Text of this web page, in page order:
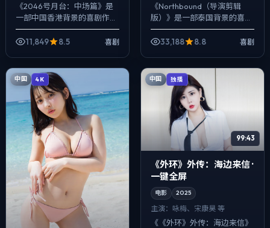
《2046号月台：中场篇》是
一部中国香港背景的喜剧作
品，2025年公映，由朴赞郁
执导，张子枫、亚当·德赖弗、
11,849 8.5 喜剧
《Northbound（导演剪辑
版）》是一部泰国背景的喜剧
作品，2025年公映，由丹尼
斯·维伦纽瓦执导，肖央、赵
33,188 8.8 喜剧
中国 4K 中国 独播
99:43
《外环》外传：海边来信 ·
一键全屏
电影 2025
主演： 咏梅、宋康昊 等
《《外环》外传：海边来信》